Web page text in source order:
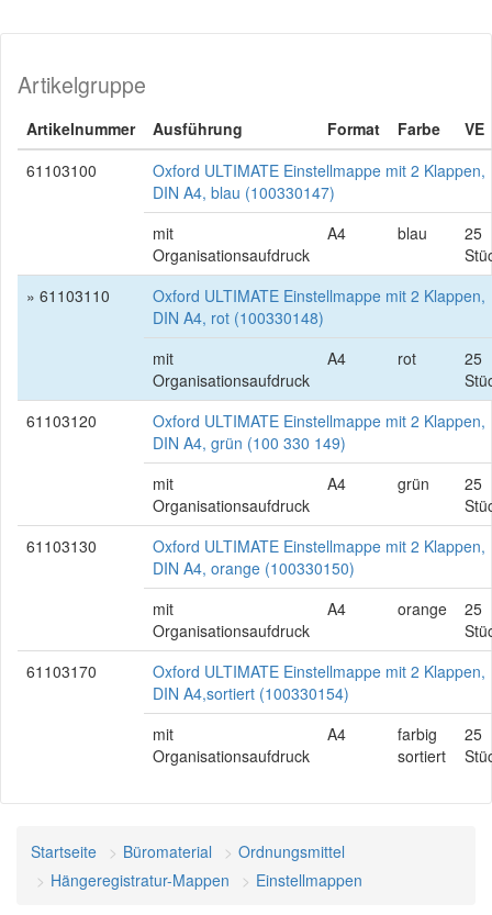
Artikelgruppe
Artikelnummer Ausführung Format Farbe
VE
61103100
Oxford ULTIMATE Einstellmappe mit 2 Klappen,
DIN A4, blau (100330147)
mit
Organisationsaufdruck
A4 blau
25
» 61103110
Oxford ULTIMATE Einstellmappe mit 2 Klappen,
DIN A4, rot (100330148)
mit
Organisationsaufdruck
A4 rot
25
61103120
Oxford ULTIMATE Einstellmappe mit 2 Klappen,
DIN A4, grün (100 330 149)
mit
Organisationsaufdruck
A4 grün
25
61103130
Oxford ULTIMATE Einstellmappe mit 2 Klappen,
DIN A4, orange (100330150)
mit
Organisationsaufdruck
A4 orange
25
61103170
Oxford ULTIMATE Einstellmappe mit 2 Klappen,
DIN A4,sortiert (100330154)
mit
Organisationsaufdruck
A4
farbig
sortiert
25
Startseite Büromaterial
Ordnungsmittel
Hängeregistratur-Mappen
Einstellmappen